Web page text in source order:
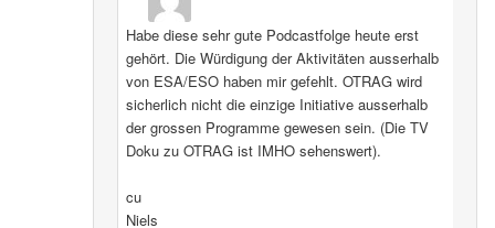
Habe diese sehr gute Podcastfolge heute erst
gehört. Die Würdigung der Aktivitäten ausserhalb
von ESA/ESO haben mir gefehlt. OTRAG wird
sicherlich nicht die einzige Initiative ausserhalb
der grossen Programme gewesen sein. (Die TV
Doku zu OTRAG ist IMHO sehenswert).
cu
Niels